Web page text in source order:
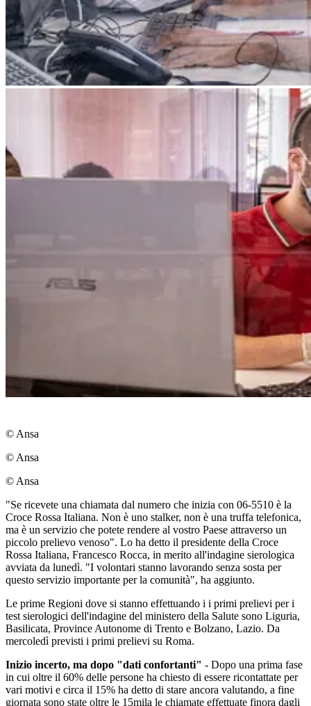
© Ansa
© Ansa
© Ansa
"Se ricevete una chiamata dal numero che inizia con 06-5510 è la
Croce Rossa Italiana. Non è uno stalker, non è una truffa telefonica,
ma è un servizio che potete rendere al vostro Paese attraverso un
piccolo prelievo venoso". Lo ha detto il presidente della Croce
Rossa Italiana, Francesco Rocca, in merito all'indagine sierologica
avviata da lunedì. "I volontari stanno lavorando senza sosta per
questo servizio importante per la comunità", ha aggiunto.
Le prime Regioni dove si stanno effettuando i i primi prelievi per i
test sierologici dell'indagine del ministero della Salute sono Liguria,
Basilicata, Province Autonome di Trento e Bolzano, Lazio. Da
mercoledì previsti i primi prelievi su Roma.
Inizio incerto, ma dopo "dati confortanti" - Dopo una prima fase
in cui oltre il 60% delle persone ha chiesto di essere ricontattate per
vari motivi e circa il 15% ha detto di stare ancora valutando, a fine
giornata sono state oltre le 15mila le chiamate effettuate finora dagli